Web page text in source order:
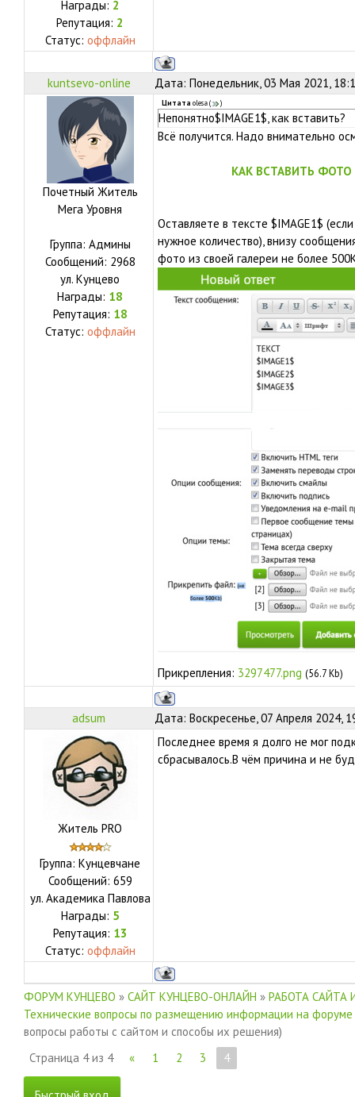
Награды: 2
Репутация: 2
Статус: оффлайн
kuntsevo-online Дата: Понедельник, 03 Мая 2021,
Почетный Житель
Мега Уровня
Группа: Админы
Сообщений: 2968
ул. Кунцево
Награды: 18
Репутация: 18
Статус: оффлайн
Цитата olesa( )
Непонятно$IMAGE1$, как вставить?
Всё получится. Надо внимательно
КАК ВСТАВИТЬ
Оставляете в тексте $IMAGE1$
нужное количество), внизу
фото из своей галереи не более
Прикрепления: 3297477.png (56.7 Kb)
adsum Дата: Воскресенье, 07 Апреля 2024,
Житель PRO
Группа: Кунцевчане
Сообщений: 659
ул. Академика Павлова
Награды: 5
Репутация: 13
Статус: оффлайн
Последнее время я долго не мог
сбрасывалось.В чём причина и не
ФОРУМ КУНЦЕВО » САЙТ КУНЦЕВО-ОНЛАЙН » РАБОТА САЙТА
Технические вопросы по размещению информации на форуме
вопросы работы с сайтом и способы их решения)
Страница 4из 4 « 1 2 3 4